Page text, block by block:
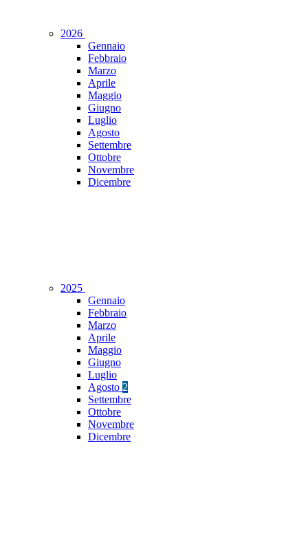
2026
Gennaio
Febbraio
Marzo
Aprile
Maggio
Giugno
Luglio
Agosto
Settembre
Ottobre
Novembre
Dicembre
2025
Gennaio
Febbraio
Marzo
Aprile
Maggio
Giugno
Luglio
Agosto 2
Settembre
Ottobre
Novembre
Dicembre